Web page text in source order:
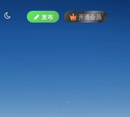
发布 开通会员